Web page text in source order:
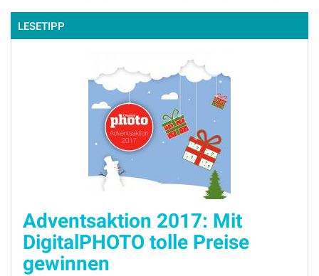
LESETIPP
Adventsaktion 2017: Mit
DigitalPHOTO tolle Preise
gewinnen